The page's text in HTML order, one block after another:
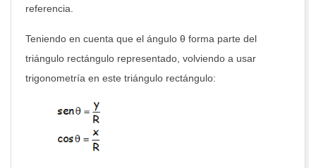
referencia.
Teniendo en cuenta que el ángulo θ forma parte del
triángulo rectángulo representado, volviendo a usar
trigonometría en este triángulo rectángulo: